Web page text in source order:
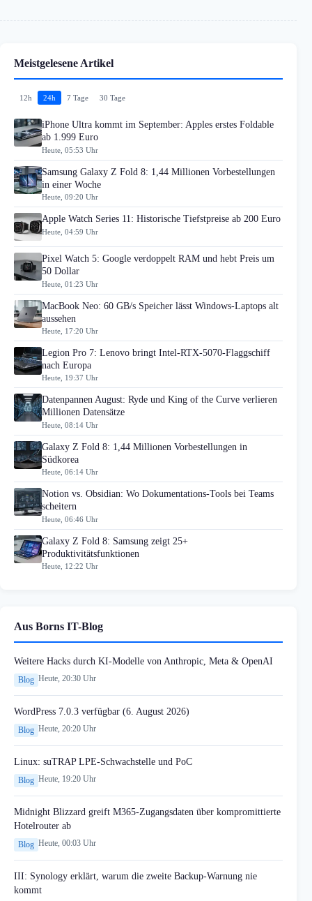
Meistgelesene Artikel
12h 24h 7 Tage 30 Tage
iPhone Ultra kommt im September: Apples erstes Foldable
ab 1.999 Euro
Heute, 05:53 Uhr
Samsung Galaxy Z Fold 8: 1,44 Millionen Vorbestellungen
in einer Woche
Heute, 09:20 Uhr
Apple Watch Series 11: Historische Tiefstpreise ab 200 Euro
Heute, 04:59 Uhr
Pixel Watch 5: Google verdoppelt RAM und hebt Preis um
50 Dollar
Heute, 01:23 Uhr
MacBook Neo: 60 GB/s Speicher lässt Windows-Laptops alt
aussehen
Heute, 17:20 Uhr
Legion Pro 7: Lenovo bringt Intel-RTX-5070-Flaggschiff
nach Europa
Heute, 19:37 Uhr
Datenpannen August: Ryde und King of the Curve verlieren
Millionen Datensätze
Heute, 08:14 Uhr
Galaxy Z Fold 8: 1,44 Millionen Vorbestellungen in
Südkorea
Heute, 06:14 Uhr
Notion vs. Obsidian: Wo Dokumentations-Tools bei Teams
scheitern
Heute, 06:46 Uhr
Galaxy Z Fold 8: Samsung zeigt 25+
Produktivitätsfunktionen
Heute, 12:22 Uhr
Aus Borns IT-Blog
Weitere Hacks durch KI-Modelle von Anthropic, Meta & OpenAI
Blog Heute, 20:30 Uhr
WordPress 7.0.3 verfügbar (6. August 2026)
Blog Heute, 20:20 Uhr
Linux: suTRAP LPE-Schwachstelle und PoC
Blog Heute, 19:20 Uhr
Midnight Blizzard greift M365-Zugangsdaten über kompromittierte
Hotelrouter ab
Blog Heute, 00:03 Uhr
III: Synology erklärt, warum die zweite Backup-Warnung nie
kommt